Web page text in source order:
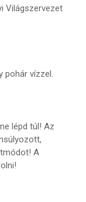
Világszervezet
pohár vízzel.
lépd túl! Az
A